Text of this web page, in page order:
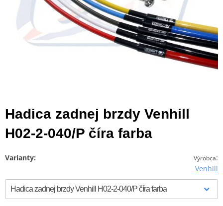
Hadica zadnej brzdy Venhill
H02-2-040/P číra farba
Výrobca:
Venhill
Varianty: